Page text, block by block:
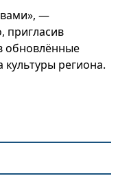
вами», —
пригласив
обновлённые
региона.